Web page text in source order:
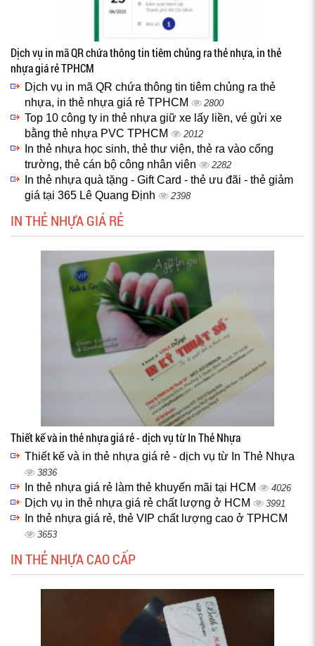
Dịch vụ in mã QR chứa thông tin tiêm chủng ra thẻ nhựa, in thẻ
nhựa giá rẻ TPHCM
Dịch vụ in mã QR chứa thông tin tiêm chủng ra thẻ
nhựa, in thẻ nhựa giá rẻ TPHCM
2800
Top 10 công ty in thẻ nhựa giữ xe lấy liền, vé gửi xe
bằng thẻ nhựa PVC TPHCM
2012
In thẻ nhựa học sinh, thẻ thư viện, thẻ ra vào cổng
trường, thẻ cán bộ công nhân viên
2282
In thẻ nhựa quà tặng - Gift Card - thẻ ưu đãi - thẻ giảm
giá tại 365 Lê Quang Định
2398
IN THẺ NHỰA GIÁ RẺ
Thiết kế và in thẻ nhựa giá rẻ - dịch vụ từ In Thẻ Nhựa
Thiết kế và in thẻ nhựa giá rẻ - dịch vụ từ In Thẻ Nhựa
3836
In thẻ nhựa giá rẻ làm thẻ khuyến mãi tại HCM 4026
Dịch vụ in thẻ nhựa giá rẻ chất lượng ở HCM 3991
In thẻ nhựa giá rẻ, thẻ VIP chất lượng cao ở TPHCM
3653
IN THẺ NHỰA CAO CẤP